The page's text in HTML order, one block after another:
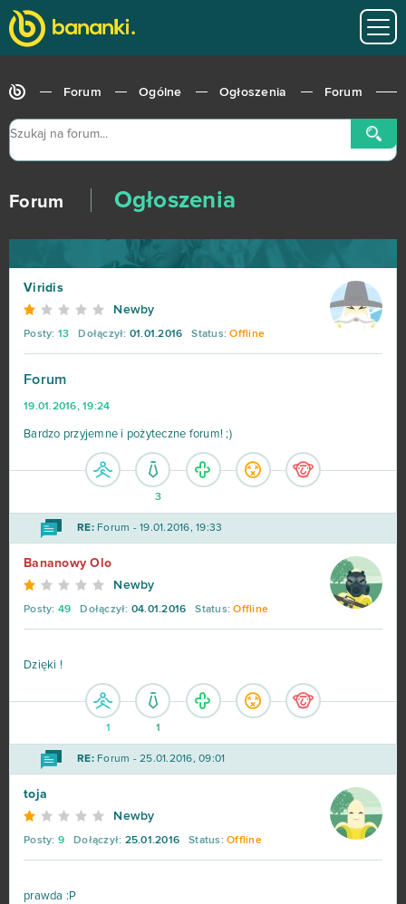
Forum Ogólne Ogłoszenia Forum
Forum Ogłoszenia
Viridis
Newby
Posty: 13 Dołączył: 01.01.2016 Status: Offline
Forum
19.01.2016, 19:24
Bardzo przyjemne i pożyteczne forum! ;)
3
RE:Forum - 19.01.2016, 19:33
Bananowy Olo
Newby
Posty: 49 Dołączył: 04.01.2016 Status: Offline
Dzięki !
1 1
RE:Forum - 25.01.2016, 09:01
toja
Newby
Posty: 9 Dołączył: 25.01.2016 Status: Offline
prawda :P